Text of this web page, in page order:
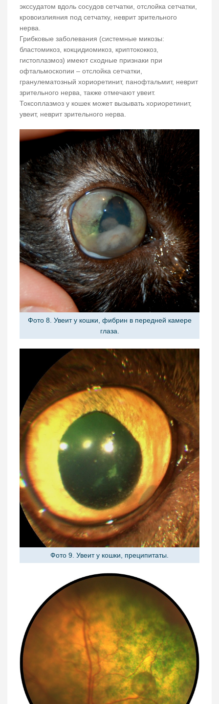
экссудатом вдоль сосудов сетчатки, отслойка сетчатки,
кровоизлияния под сетчатку, неврит зрительного
нерва.
Грибковые заболевания (системные микозы:
бластомикоз, кокцидиомикоз, криптококкоз,
гистоплазмоз) имеют сходные признаки при
офтальмоскопии – отслойка сетчатки,
гранулематозный хориоретинит, панофтальмит, неврит
зрительного нерва, также отмечают увеит.
Токсоплазмоз у кошек может вызывать хориоретинит,
увеит, неврит зрительного нерва.
Фото 8. Увеит у кошки, фибрин в передней камере
глаза.
Фото 9. Увеит у кошки, преципитаты.